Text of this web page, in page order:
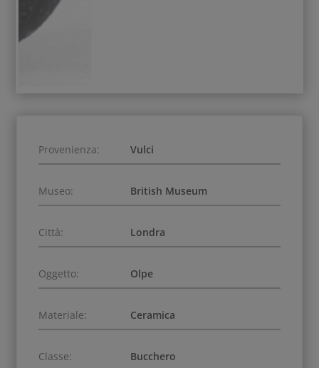
Provenienza: Vulci
Museo: British Museum
Città: Londra
Oggetto: Olpe
Materiale: Ceramica
Classe: Bucchero